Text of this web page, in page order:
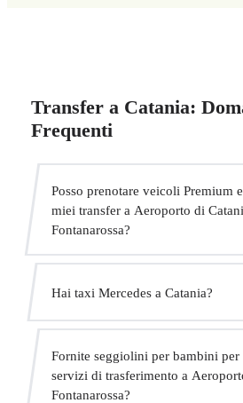
Transfer a Catania:
Frequenti
Posso prenotare veicoli Premium
miei transfer a Aeroporto di
Fontanarossa?
Sì, abbiamo veicoli Mercedes-Benz E-
il nostro servizio VIP. Puoi selezionarli
di prenotazione.
Hai taxi Mercedes a Catania?
servizi executive e VIP. Puoi
della prenotazione.
Fornite seggiolini per bambini
servizi di trasferimento a
Fontanarossa?